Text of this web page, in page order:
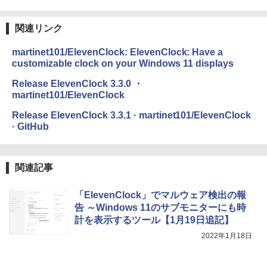
￥480
FM TOWNS ハイパー・カタログ: 本体ハ
ェクトリストと最新エミュレータ紹介
Amazon Kindle Colorsoft | 16GBストレ
ージ、防水、7インチカラーディスプレ
イ、色調調節ライト、最大8週間持続バッ
テリー、広告無し、ブラック (2025年発
売)
￥31,980
￥115,980
関連リンク
martinet101/ElevenClock: ElevenClock: Have a
customizable clock on your Windows 11 displays
Release ElevenClock 3.3.0 ・
martinet101/ElevenClock
Release ElevenClock 3.3.1 · martinet101/ElevenClock
· GitHub
関連記事
「ElevenClock」でマルウェア検出の報
告 ～Windows 11のサブモニターにも時
計を表示するツール【1月19日追記】
2022年1月18日